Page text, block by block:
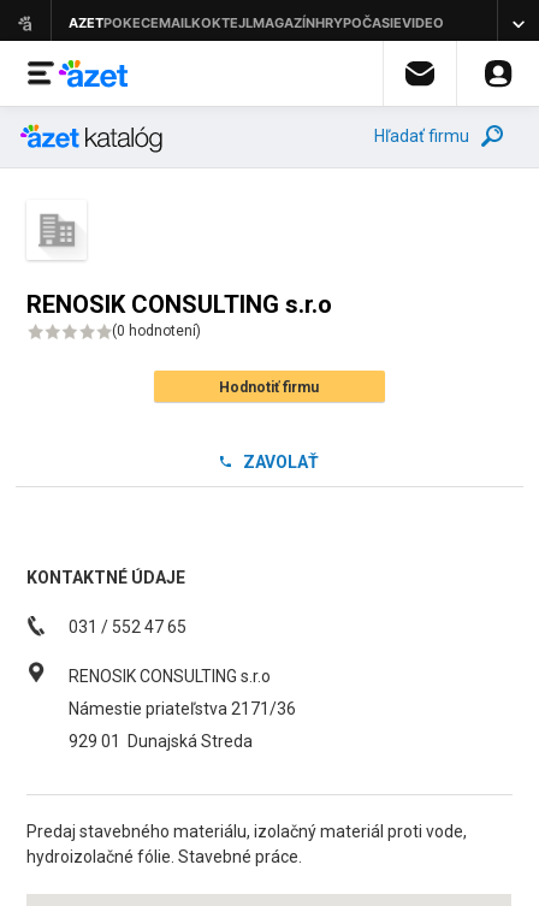
Hľadať firmu
RENOSIK CONSULTING s.r.o
(0 hodnotení)
Hodnotiť firmu
ZAVOLAŤ
KONTAKTNÉ ÚDAJE
031 / 552 47 65
RENOSIK CONSULTING s.r.o
Námestie priateľstva 2171/36
929 01
Dunajská Streda
Predaj stavebného materiálu, izolačný materiál proti vode,
hydroizolačné fólie. Stavebné práce.